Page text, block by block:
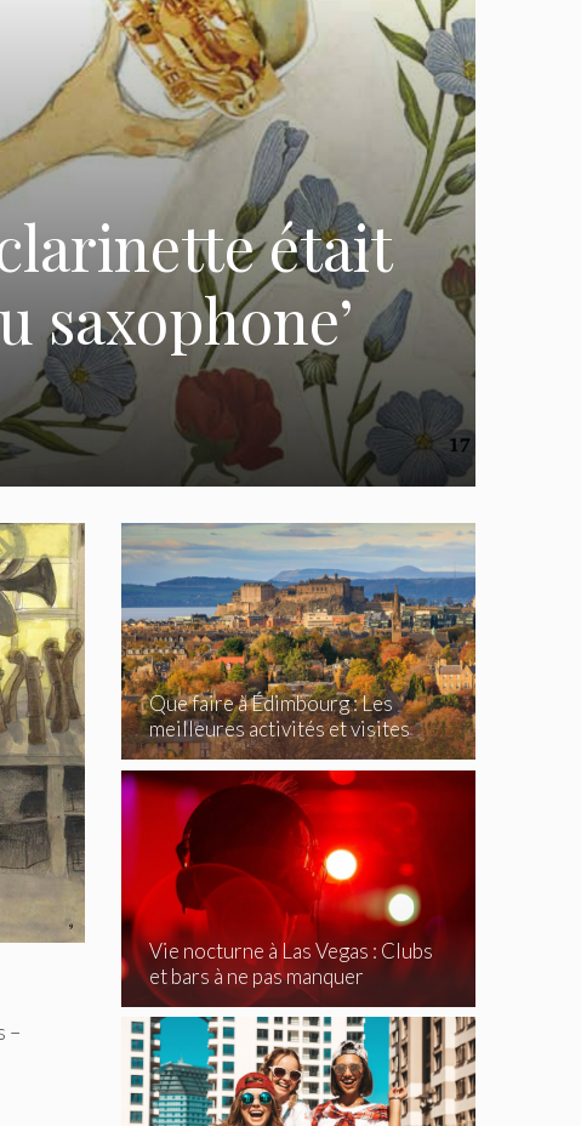
était
saxophone’
–
Que faire à Édimbourg : Les
meilleures activités et visites
incontournables
Vie nocturne à Las Vegas : Clubs
et bars à ne pas manquer